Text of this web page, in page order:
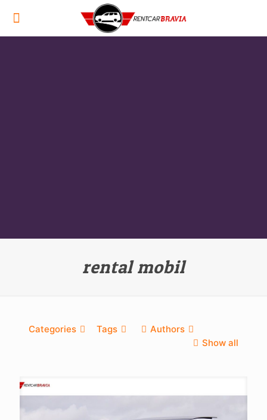
rental mobil
Categories Tags
Authors
Show all